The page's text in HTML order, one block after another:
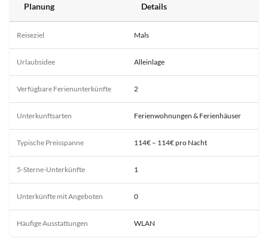
Planung Details
Reiseziel Mals
Urlaubsidee Alleinlage
Verfügbare Ferienunterkünfte 2
Unterkunftsarten Ferienwohnungen & Ferienhäuser
Typische Preisspanne 114€ – 114€ pro Nacht
5-Sterne-Unterkünfte 1
Unterkünfte mit Angeboten 0
Häufige Ausstattungen WLAN